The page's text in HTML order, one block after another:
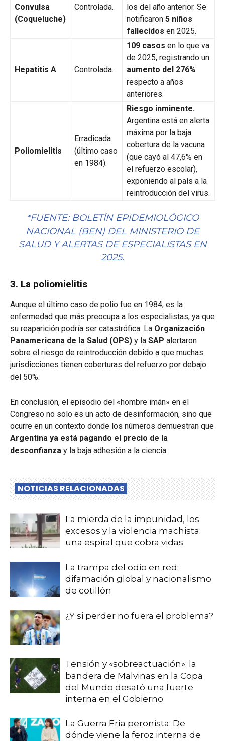
Convulsa
(Coqueluche)
Controlada.
los del año anterior. Se
notificaron 5 niños
fallecidos en 2025.
Hepatitis A Controlada.
109 casos en lo que va
de 2025, registrando un
aumento del 276%
respecto a años
anteriores.
Poliomielitis
Erradicada
(último caso
en 1984).
Riesgo inminente.
Argentina está en alerta
máxima por la baja
cobertura de la vacuna
(que cayó al 47,6% en
el refuerzo escolar),
exponiendo al país a la
reintroducción del virus.
*FUENTE: BOLETÍN EPIDEMIOLÓGICO
NACIONAL (BEN) DEL MINISTERIO DE
SALUD Y ALERTAS DE ESPECIALISTAS EN
2025.
3. La poliomielitis
Aunque el último caso de polio fue en 1984, es la
enfermedad que más preocupa a los especialistas, ya que
su reaparición podría ser catastrófica. La Organización
Panamericana de la Salud (OPS) y la SAP alertaron
sobre el riesgo de reintroducción debido a que muchas
jurisdicciones tienen coberturas del refuerzo por debajo
del 50%.
En conclusión, el episodio del «hombre imán» en el
Congreso no solo es un acto de desinformación, sino que
ocurre en un contexto donde los números demuestran que
Argentina ya está pagando el precio de la
desconfianza y la baja adhesión a la ciencia.
NOTICIAS RELACIONADAS
La mierda de la impunidad, los
excesos y la violencia machista:
una espiral que cobra vidas
La trampa del odio en red:
difamación global y nacionalismo
de cotillón
¿Y si perder no fuera el problema?
Tensión y «sobreactuación»: la
bandera de Malvinas en la Copa
del Mundo desató una fuerte
interna en el Gobierno
La Guerra Fría peronista: De
dónde viene la feroz interna de